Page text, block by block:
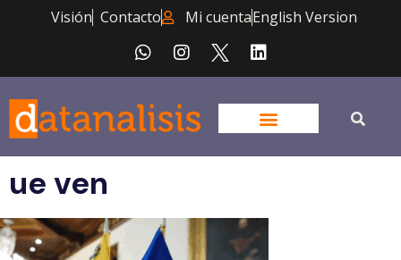
Visión Contacto Mi cuentaEnglish Version
ue ven